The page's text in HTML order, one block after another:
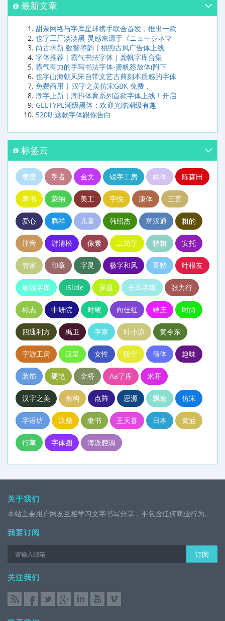
最新文章
甜奈网络与字库星球携手联合首发，推出一款
也字工厂淡淡黑-灵感来源于《ニューシネマ
尚古求新 数智墨韵丨桃煦古风广告体上线
字体推荐｜霸气书法字体｜龚帆字库合集
霸气有力的手写书法字体-龚帆怒放体(附下
也字山海朝凤宋自带文艺古典刻本质感的字体
免费商用 | 汉字之美仿宋GBK 免费，
潮字上新｜潮抖体育系列首款字体上线！开启
GEETYPE潮级黑体：欢迎光临潮级有趣
520听这款字体跟你告白
标签云
隶变 墨者 金文 锐字工房 姚体 陈森田
草书 蒙纳 美工 字悦 康体 三言
爱心 腾祥 儿童 韩绍杰 富汉通 粗的
注音 游清松 像素 二简字 特粗 安托
管家 印章 字灵 极字和风 哥特 叶根友
敏锐字库 iSlide 屏显 仓耳字库 张力行
标志 中研院 时髦 向佳红 端庄 时尚
四通利方 禹卫 字家 叶小凉 黄令东
字游工房 汉呈 女性 段宁 倩体 趣味
装饰 硬笔 金桥 Aa字库 米开
汉字之美 南构 点阵 思源 飘逸 仿宋
字语坊 汉鼎 隶书 王天喜 日本 黄油
行草 字体圈 海派腔调
关于我们
本站主要用户网友互相学习文字书写分享，不包含任何商业行为。
我要订阅
订阅
关注我们